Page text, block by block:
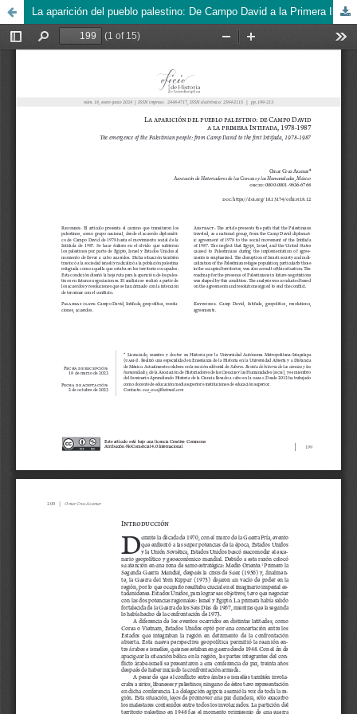
La aparición del pueblo palestino: De Campo David a la Primera Intifada, 1978- 1987